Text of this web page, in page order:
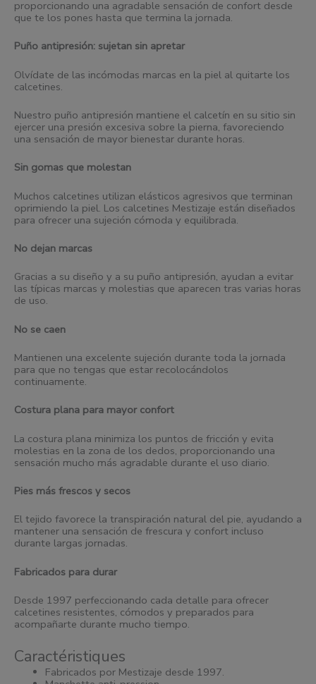
proporcionando una agradable sensación de confort desde
que te los pones hasta que termina la jornada.
Puño antipresión: sujetan sin apretar
Olvídate de las incómodas marcas en la piel al quitarte los
calcetines.
Nuestro puño antipresión mantiene el calcetín en su sitio sin
ejercer una presión excesiva sobre la pierna, favoreciendo
una sensación de mayor bienestar durante horas.
Sin gomas que molestan
Muchos calcetines utilizan elásticos agresivos que terminan
oprimiendo la piel. Los calcetines Mestizaje están diseñados
para ofrecer una sujeción cómoda y equilibrada.
No dejan marcas
Gracias a su diseño y a su puño antipresión, ayudan a evitar
las típicas marcas y molestias que aparecen tras varias horas
de uso.
No se caen
Mantienen una excelente sujeción durante toda la jornada
para que no tengas que estar recolocándolos
continuamente.
Costura plana para mayor confort
La costura plana minimiza los puntos de fricción y evita
molestias en la zona de los dedos, proporcionando una
sensación mucho más agradable durante el uso diario.
Pies más frescos y secos
El tejido favorece la transpiración natural del pie, ayudando a
mantener una sensación de frescura y confort incluso
durante largas jornadas.
Fabricados para durar
Desde 1997 perfeccionando cada detalle para ofrecer
calcetines resistentes, cómodos y preparados para
acompañarte durante mucho tiempo.
Caractéristiques
Fabricados por Mestizaje desde 1997.